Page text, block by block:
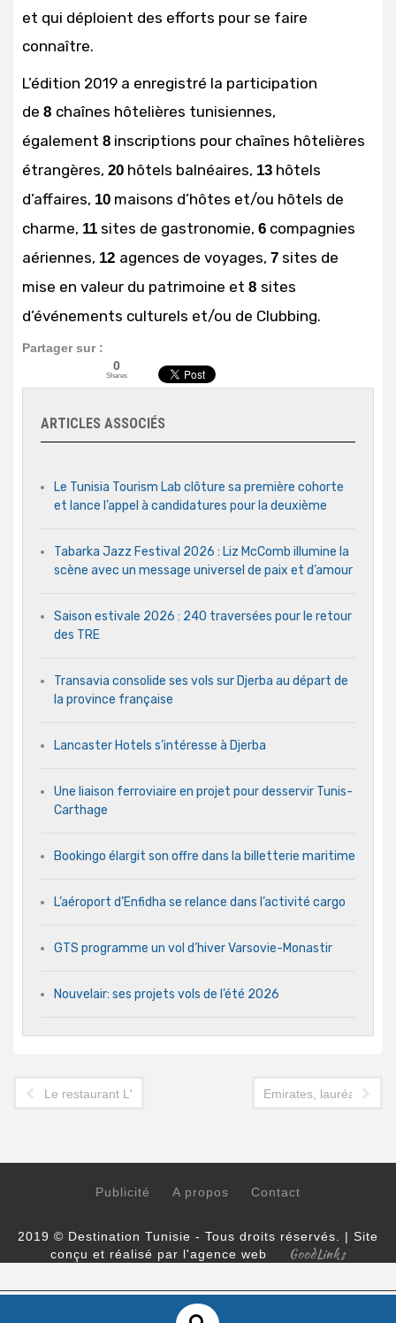
et qui déploient des efforts pour se faire
connaître.
L’édition 2019 a enregistré la participation
de 8 chaînes hôtelières tunisiennes,
également 8 inscriptions pour chaînes hôtelières
étrangères, 20 hôtels balnéaires, 13 hôtels
d’affaires, 10 maisons d’hôtes et/ou hôtels de
charme, 11 sites de gastronomie, 6 compagnies
aériennes, 12 agences de voyages, 7 sites de
mise en valeur du patrimoine et 8 sites
d’événements culturels et/ou de Clubbing.
Partager sur :
0
Shares
ARTICLES ASSOCIÉS
Le Tunisia Tourism Lab clôture sa première cohorte
et lance l’appel à candidatures pour la deuxième
Tabarka Jazz Festival 2026 : Liz McComb illumine la
scène avec un message universel de paix et d’amour
Saison estivale 2026 : 240 traversées pour le retour
des TRE
Transavia consolide ses vols sur Djerba au départ de
la province française
Lancaster Hotels s’intéresse à Djerba
Une liaison ferroviaire en projet pour desservir Tunis-
Carthage
Bookingo élargit son offre dans la billetterie maritime
L’aéroport d’Enfidha se relance dans l’activité cargo
GTS programme un vol d’hiver Varsovie-Monastir
Nouvelair: ses projets vols de l’été 2026
Le restaurant L'Astragale décroche le Travel d'Or 2019 dans
Emirates, lauréat des
Publicité A propos Contact
2019 © Destination Tunisie - Tous droits réservés. | Site
conçu et réalisé par l'agence web
GoodLinks